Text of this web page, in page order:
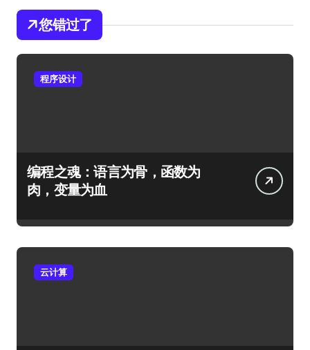
您错过了
程序设计
编程之魂：语言为骨，函数为
肉，变量为血
云计算